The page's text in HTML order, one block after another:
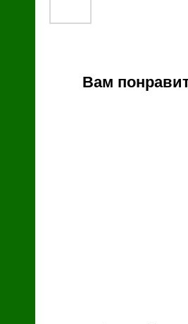
Вам